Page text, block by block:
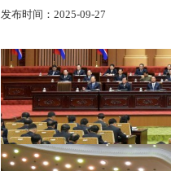
发布时间：2025-09-27